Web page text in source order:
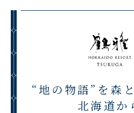
“地の物語”を森
北海道か